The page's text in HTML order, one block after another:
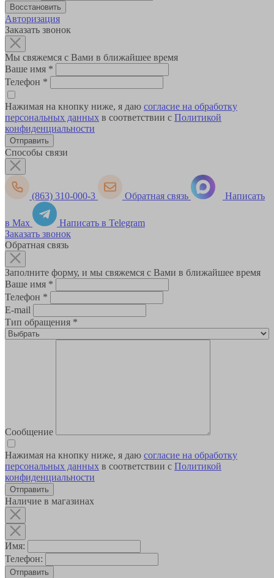
Авторизация
Заказать звонок
Мы свяжемся с Вами в ближайшее время
Ваше имя *
Телефон *
Нажимая на кнопку ниже, я даю согласие на обработку
персональных данных в соответствии с Политикой
конфиденциальности
Способы связи
(863) 310-000-3 Обратная связь Написать
в Max
Написать в Telegram
Заказать звонок
Обратная связь
Заполните форму, и мы свяжемся с Вами в ближайшее время
Ваше имя *
Телефон *
E-mail
Тип обращения *
Сообщение
Нажимая на кнопку ниже, я даю согласие на обработку
персональных данных в соответствии с Политикой
конфиденциальности
Наличие в магазинах
Имя:
Телефон:
Отправить